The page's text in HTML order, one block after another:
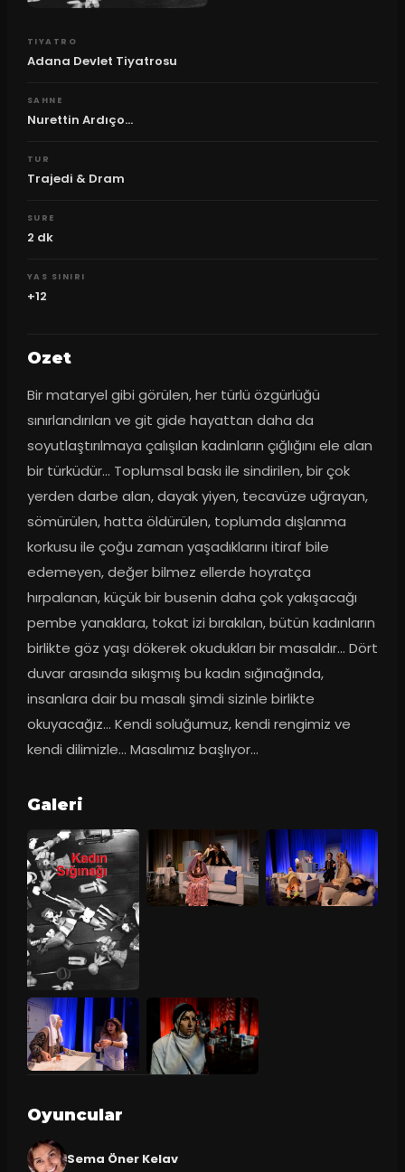
TIYATRO
Adana Devlet Tiyatrosu
SAHNE
Nurettin Ardıço...
TUR
Trajedi & Dram
SURE
2 dk
YAS SINIRI
+12
Ozet
Bir mataryel gibi görülen, her türlü özgürlüğü
sınırlandırılan ve git gide hayattan daha da
soyutlaştırılmaya çalışılan kadınların çığlığını ele alan
bir türküdür... Toplumsal baskı ile sindirilen, bir çok
yerden darbe alan, dayak yiyen, tecavüze uğrayan,
sömürülen, hatta öldürülen, toplumda dışlanma
korkusu ile çoğu zaman yaşadıklarını itiraf bile
edemeyen, değer bilmez ellerde hoyratça
hırpalanan, küçük bir busenin daha çok yakışacağı
pembe yanaklara, tokat izi bırakılan, bütün kadınların
birlikte göz yaşı dökerek okudukları bir masaldır... Dört
duvar arasında sıkışmış bu kadın sığınağında,
insanlara dair bu masalı şimdi sizinle birlikte
okuyacağız... Kendi soluğumuz, kendi rengimiz ve
kendi dilimizle... Masalımız başlıyor...
Galeri
Oyuncular
Sema Öner Kelav